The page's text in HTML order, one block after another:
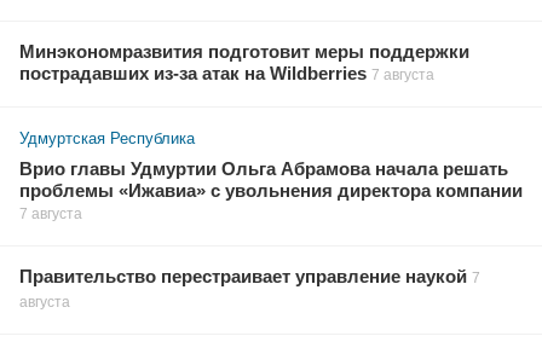
Минэкономразвития подготовит меры поддержки
пострадавших из-за атак на Wildberries 7 августа
Удмуртская Республика
Врио главы Удмуртии Ольга Абрамова начала решать
проблемы «Ижавиа» с увольнения директора компании
7 августа
Правительство перестраивает управление наукой 7
августа